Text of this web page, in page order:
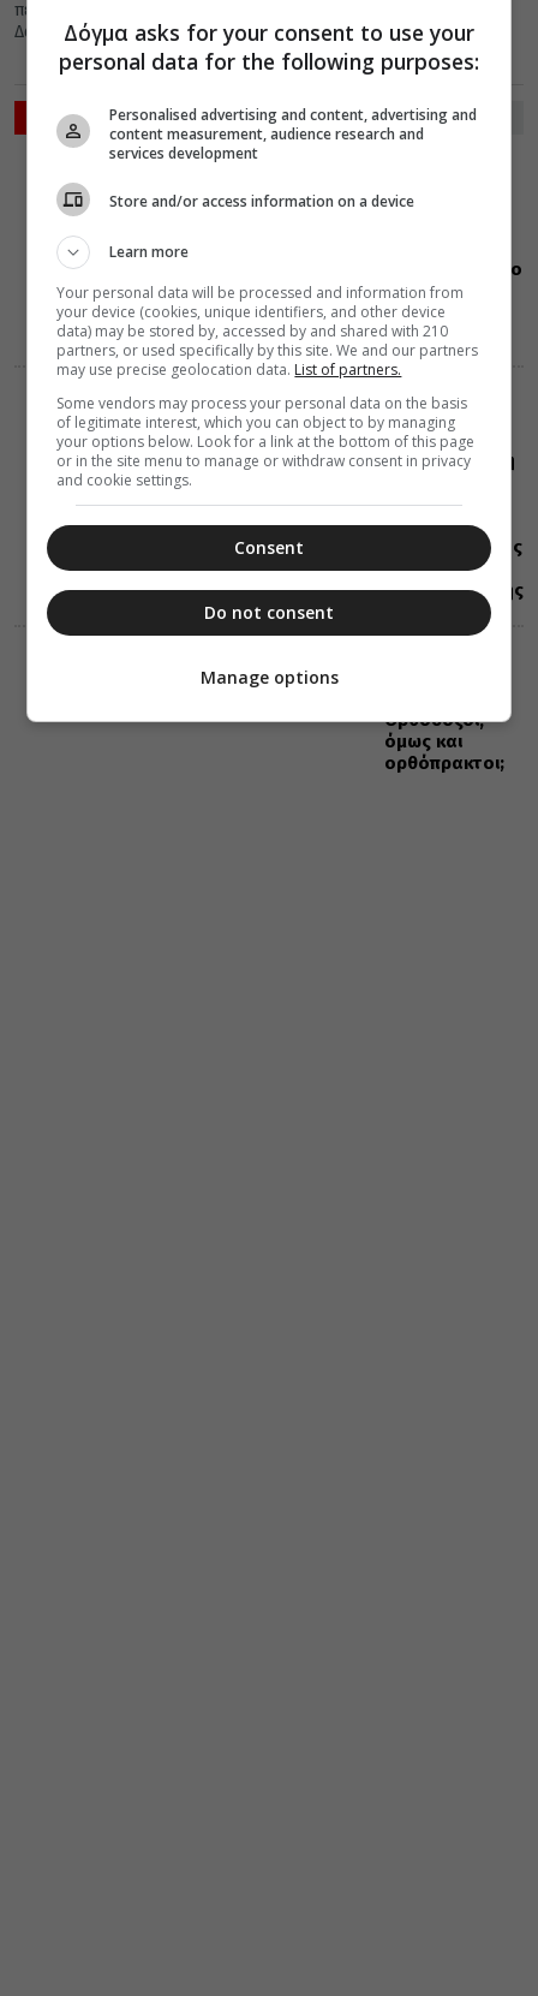
περιστατικό, το οποίο συνέβη στην ιστορική Ιερά Μονή Οσίου
Δαυΐδ...
ΡΟΗ ΕΙΔΗΣΕΩΝ
9:36
εγκαταλείπει το
σώμα του
ανθρώπου
ΕΟΡΤΟΛΟΓΙΟ
06 Αυγούστου 2026
9:35
Μεταμόρφωση
Ποιο είναι το
νόημα της
μεγάλης εορτής
της
Χριστιανοσύνης
Ορθόδοξοι,
όμως και
ορθόπρακτοι;
Δόγμα asks for your consent to use your
personal data for the following purposes:
Personalised advertising and content, advertising and
content measurement, audience research and
services development
Store and/or access information on a device
Learn more
Your personal data will be processed and information from
your device (cookies, unique identifiers, and other device
data) may be stored by, accessed by and shared with 210
partners, or used specifically by this site. We and our partners
may use precise geolocation data. List of partners.
Some vendors may process your personal data on the basis
of legitimate interest, which you can object to by managing
your options below. Look for a link at the bottom of this page
or in the site menu to manage or withdraw consent in privacy
and cookie settings.
Consent
Do not consent
Manage options